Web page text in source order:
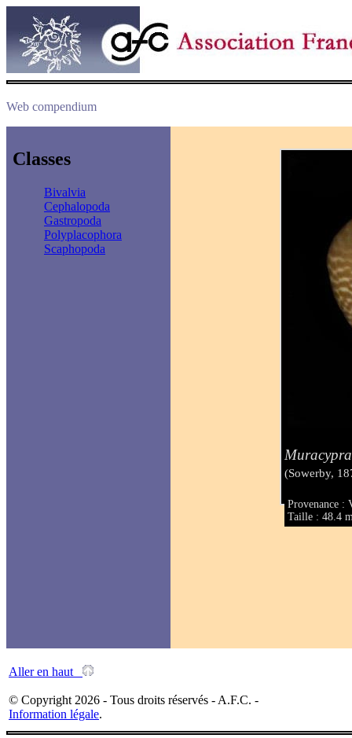
Web compendium
Classes
Bivalvia
Cephalopoda
Gastropoda
Polyplacophora
Scaphopoda
(Sowerby,
Provenance :
Taille : 48.4
Aller en haut
© Copyright 2026 - Tous droits réservés - A.F.C. -
Information légale.